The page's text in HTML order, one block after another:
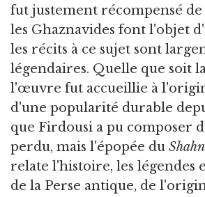
fut justement récompensé de
les Ghaznavides font l'objet
les récits à ce sujet sont
légendaires. Quelle que soit
l'œuvre fut accueillie à
d'une popularité durable
que Firdousi a pu composer
perdu, mais l'épopée du
relate l'histoire, les légendes
de la Perse antique, de